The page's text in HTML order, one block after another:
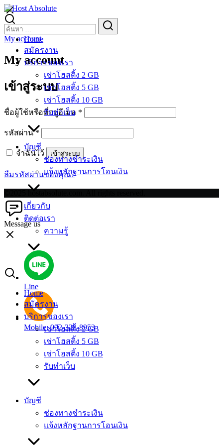
Skip
to
content
Home
สมัครงาน
บริการของเรา
เช่าโฮสติ้ง 2 GB
เช่าโฮสติ้ง 5 GB
เช่าโฮสติ้ง 10 GB
รับทำเว็บ
บัญชี
ช่องทางชำระเงิน
แจ้งหลักฐานการโอนเงิน
เกี่ยวกับ
ติดต่อเรา
ความรู้
Home
สมัครงาน
บริการของเรา
เช่าโฮสติ้ง 2 GB
เช่าโฮสติ้ง 5 GB
เช่าโฮสติ้ง 10 GB
รับทำเว็บ
บัญชี
ช่องทางชำระเงิน
แจ้งหลักฐานการโอนเงิน
Search
for:
My account
My account
เข้าสู่ระบบ
ชื่อผู้ใช้หรือที่อยู่อีเมล *
รหัสผ่าน*
จำฉันไว้ เข้าสู่ระบบ
ลืมรหัสผ่านของคุณ?
Message us
Line
Mobile: 092-328-8953